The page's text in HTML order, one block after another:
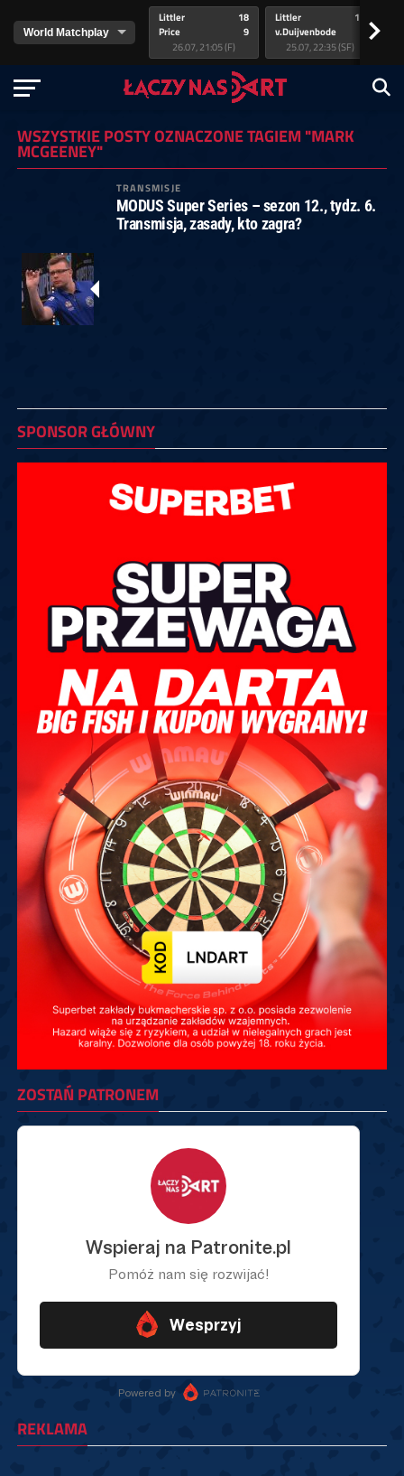
Littler
Price
18
9
26.07, 21:05 (F)
Littler
v.Duijvenbode
17
25.07, 22:35 (SF)
>
WSZYSTKIE POSTY OZNACZONE TAGIEM "MARK
MCGEENEY"
TRANSMISJE
MODUS Super Series – sezon 12., tydz. 6.
Transmisja, zasady, kto zagra?
SPONSOR GŁÓWNY
ZOSTAŃ PATRONEM
REKLAMA